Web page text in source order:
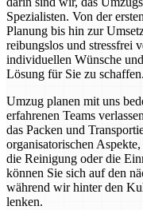
Spezialisten. Von der
Planung bis hin zur
reibungslos und stressfrei
individuellen Wünsche
Lösung für Sie zu schaffen.
Umzug planen mit uns
erfahrenen Teams
das Packen und
organisatorischen
die Reinigung oder die
können Sie sich auf den
während wir hinter den
lenken.